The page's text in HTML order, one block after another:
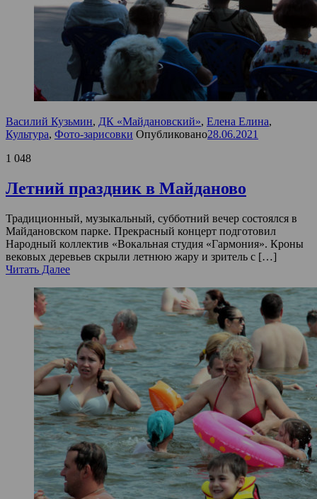
Василий Кузьмин, ДК «Майдановский», Елена Елина,
Культура, Фото-зарисовки Опубликовано28.06.2021
1 048
Летний праздник в Майданово
Традиционный, музыкальный, субботний вечер состоялся в
Майдановском парке. Прекрасный концерт подготовил
Народный коллектив «Вокальная студия «Гармония». Кроны
вековых деревьев скрыли летнюю жару и зритель с […]
Читать Далее